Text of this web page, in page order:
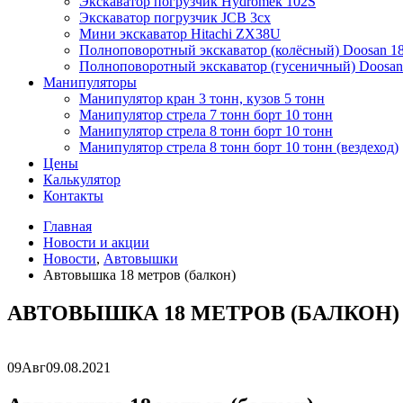
Экскаватор погрузчик JCB 3cx
Мини экскаватор Hitachi ZX38U
Полноповоротный экскаватор (колёсный) Doosan
Полноповоротный экскаватор (гусеничный)
Манипуляторы
Манипулятор кран 3 тонн, кузов 5 тонн
Манипулятор стрела 7 тонн борт 10 тонн
Манипулятор стрела 8 тонн борт 10 тонн
Манипулятор стрела 8 тонн борт 10 тонн (вездеход)
Цены
Калькулятор
Контакты
Главная
Новости и акции
Новости, Автовышки
Автовышка 18 метров (балкон)
АВТОВЫШКА 18 МЕТРОВ (БАЛКОН)
09Авг09.08.2021